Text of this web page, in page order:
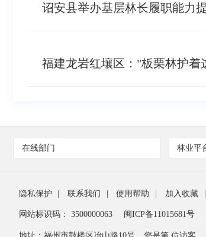
诏安县举办基层林长履职能力
福建龙岩红壤区："板栗林护着
在线部门 林业平
隐私保护 联系我们 使用帮助 加入收藏
网站标识码： 3500000063 闽ICP备11015681号